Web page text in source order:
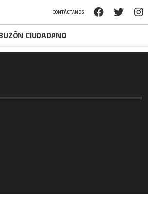
CONTÁCTANOS
CIUDADANO